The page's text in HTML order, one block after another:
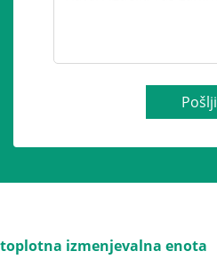
Pošlji
toplotna izmenjevalna enota